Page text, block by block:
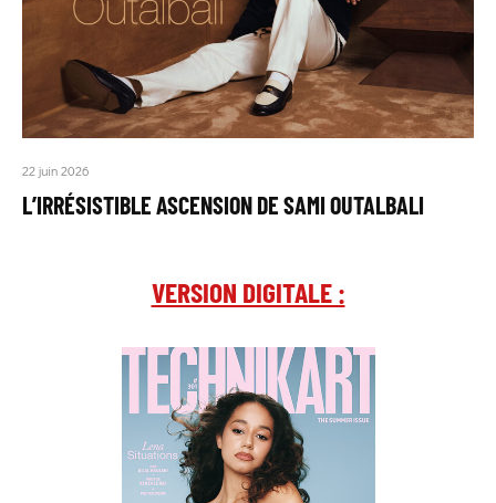
22 juin 2026
L’IRRÉSISTIBLE ASCENSION DE SAMI OUTALBALI
VERSION DIGITALE :